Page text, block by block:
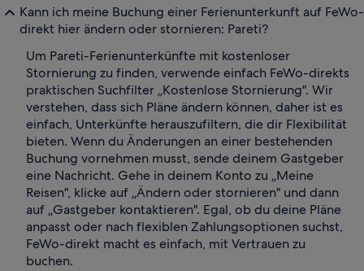
Kann ich meine Buchung einer Ferienunterkunft auf FeWo-
direkt hier ändern oder stornieren: Pareti?
Um Pareti-Ferienunterkünfte mit kostenloser
Stornierung zu finden, verwende einfach FeWo-direkts
praktischen Suchfilter „Kostenlose Stornierung". Wir
verstehen, dass sich Pläne ändern können, daher ist es
einfach, Unterkünfte herauszufiltern, die dir Flexibilität
bieten. Wenn du Änderungen an einer bestehenden
Buchung vornehmen musst, sende deinem Gastgeber
eine Nachricht. Gehe in deinem Konto zu „Meine
Reisen", klicke auf „Ändern oder stornieren" und dann
auf „Gastgeber kontaktieren". Egal, ob du deine Pläne
anpasst oder nach flexiblen Zahlungsoptionen suchst,
FeWo-direkt macht es einfach, mit Vertrauen zu
buchen.